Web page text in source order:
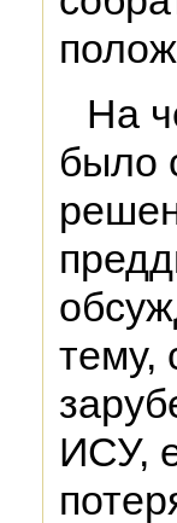
На
было
тему,
ИСУ,